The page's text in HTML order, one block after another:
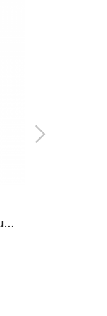
Fast Absorbing krema za ruke 75ml